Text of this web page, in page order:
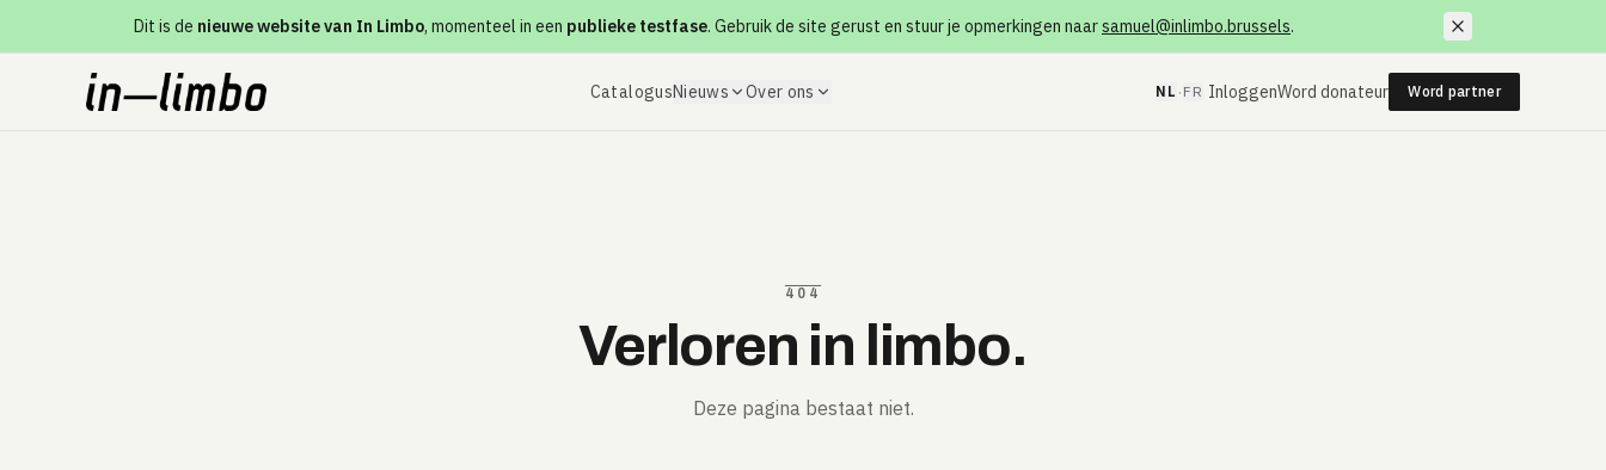
Dit is de nieuwe website van In Limbo, momenteel in een publieke testfase. Gebruik de site gerust en stuur je opmerkingen naarsamuel@inlimbo.brussels.
CatalogusNieuws Over ons NL · FR InloggenWord donateur Word partner
404
Verloren in limbo.
Deze pagina bestaat niet.